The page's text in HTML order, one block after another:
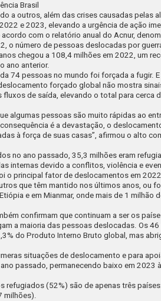
Brasil
a outros, além das crises causadas pelas
e 2023, elevando a urgência de ação
com o relatório anual do Acnur,
o número de pessoas deslocadas por
chegou a 108,4 milhões em 2022, um
ano anterior.
74 pessoas no mundo foi forçada a fugir.
forçado global não mostra
de saída, elevando o total para cerca
algumas pessoas são muito rápidas ao
é a devastação, o
à força de suas casas”, afirmou o alto
no ano passado, 35,3 milhões eram
internas devido a conflitos, violência e
o principal fator de deslocamentos em
que têm mantido nos últimos anos, ou
e em Mianmar, onde mais de 1 milhão
confirmam que continuam a ser os
a maioria das pessoas deslocadas. Os
do Produto Interno Bruto global, mas
situações de deslocamento e para
passado, permanecendo baixo em 2023
refugiados (52%) são de apenas três
milhões).